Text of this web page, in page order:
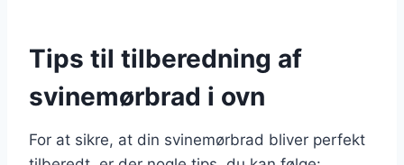
Tips til tilberedning af
svinemørbrad i ovn
For at sikre, at din svinemørbrad bliver perfekt